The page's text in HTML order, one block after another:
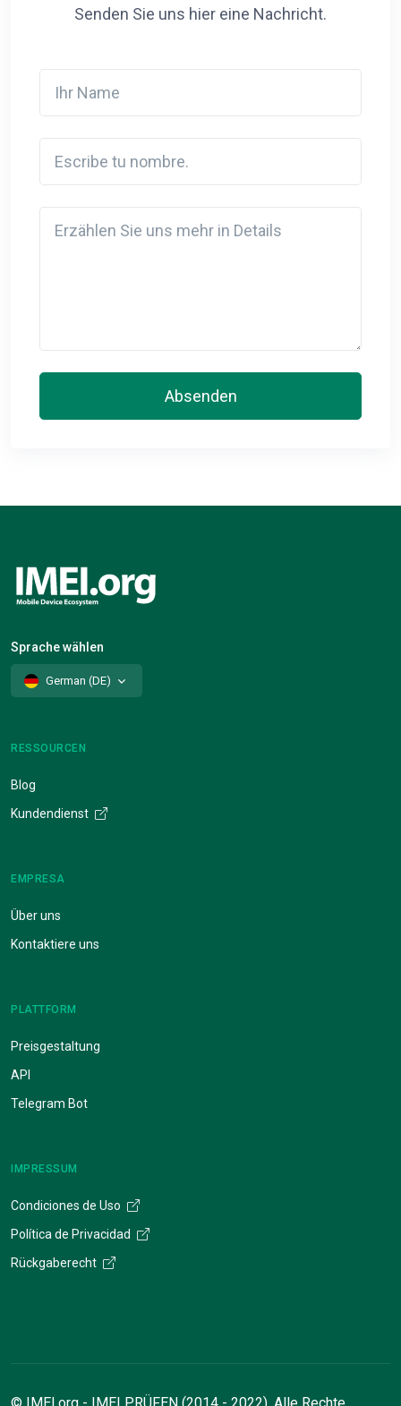
Senden Sie uns hier eine Nachricht.
Absenden
Sprache wählen
German (DE)
RESSOURCEN
Blog
Kundendienst
EMPRESA
Über uns
Kontaktiere uns
PLATTFORM
Preisgestaltung
API
Telegram Bot
IMPRESSUM
Condiciones de Uso
Política de Privacidad
Rückgaberecht